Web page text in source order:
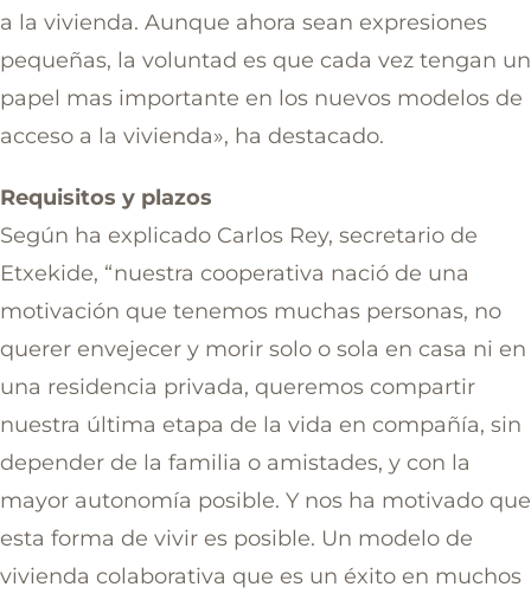
a la vivienda. Aunque ahora sean expresiones
pequeñas, la voluntad es que cada vez tengan un
papel mas importante en los nuevos modelos de
acceso a la vivienda», ha destacado.
Requisitos y plazos
Según ha explicado Carlos Rey, secretario de
Etxekide, “nuestra cooperativa nació de una
motivación que tenemos muchas personas, no
querer envejecer y morir solo o sola en casa ni en
una residencia privada, queremos compartir
nuestra última etapa de la vida en compañía, sin
depender de la familia o amistades, y con la
mayor autonomía posible. Y nos ha motivado que
esta forma de vivir es posible. Un modelo de
vivienda colaborativa que es un éxito en muchos